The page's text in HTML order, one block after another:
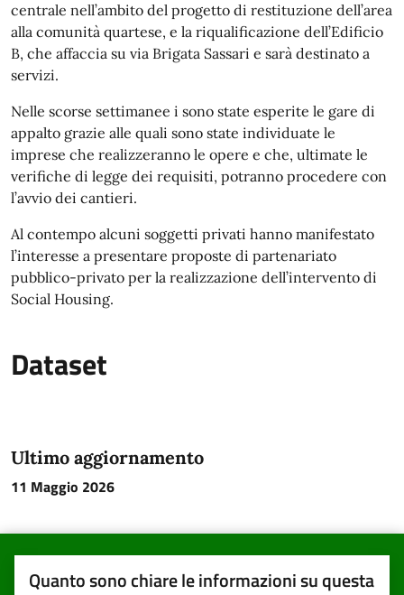
centrale nell’ambito del progetto di restituzione dell’area
alla comunità quartese, e la riqualificazione dell’Edificio
B, che affaccia su via Brigata Sassari e sarà destinato a
servizi.
Nelle scorse settimanee i sono state esperite le gare di
appalto grazie alle quali sono state individuate le
imprese che realizzeranno le opere e che, ultimate le
verifiche di legge dei requisiti, potranno procedere con
l’avvio dei cantieri.
Al contempo alcuni soggetti privati hanno manifestato
l’interesse a presentare proposte di partenariato
pubblico-privato per la realizzazione dell’intervento di
Social Housing.
Dataset
Ultimo aggiornamento
11 Maggio 2026
Quanto sono chiare le informazioni su questa